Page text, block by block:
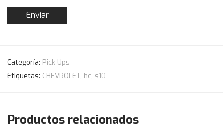
Categoría: Pick Ups
Etiquetas: CHEVROLET, hc, s10
Productos relacionados